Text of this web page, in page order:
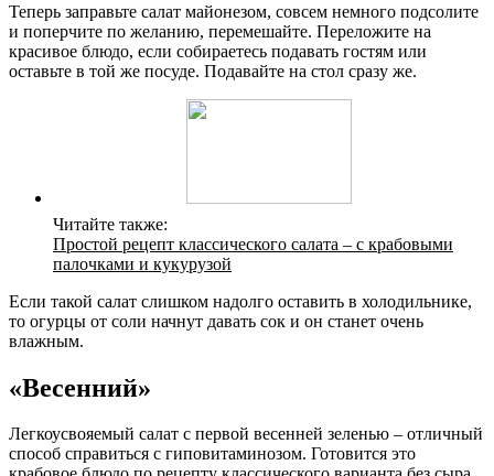
Теперь заправьте салат майонезом, совсем немного подсолите
и поперчите по желанию, перемешайте. Переложите на
красивое блюдо, если собираетесь подавать гостям или
оставьте в той же посуде. Подавайте на стол сразу же.
Читайте также:
Простой рецепт классического салата – с крабовыми
палочками и кукурузой
Если такой салат слишком надолго оставить в холодильнике,
то огурцы от соли начнут давать сок и он станет очень
влажным.
«Весенний»
Легкоусвояемый салат с первой весенней зеленью – отличный
способ справиться с гиповитаминозом. Готовится это